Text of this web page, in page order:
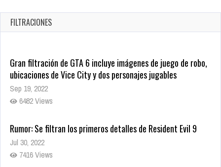
Oct 20, 2025
1379 Views
FILTRACIONES
Gran filtración de GTA 6 incluye imágenes de juego de robo,
ubicaciones de Vice City y dos personajes jugables
Sep 19, 2022
6482 Views
Rumor: Se filtran los primeros detalles de Resident Evil 9
Jul 30, 2022
7416 Views